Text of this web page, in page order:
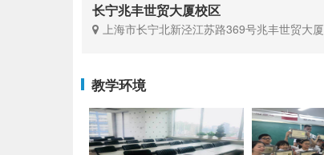
长宁兆丰世贸大厦校区
上海市长宁北新泾江苏路369号兆丰世贸大厦
教学环境